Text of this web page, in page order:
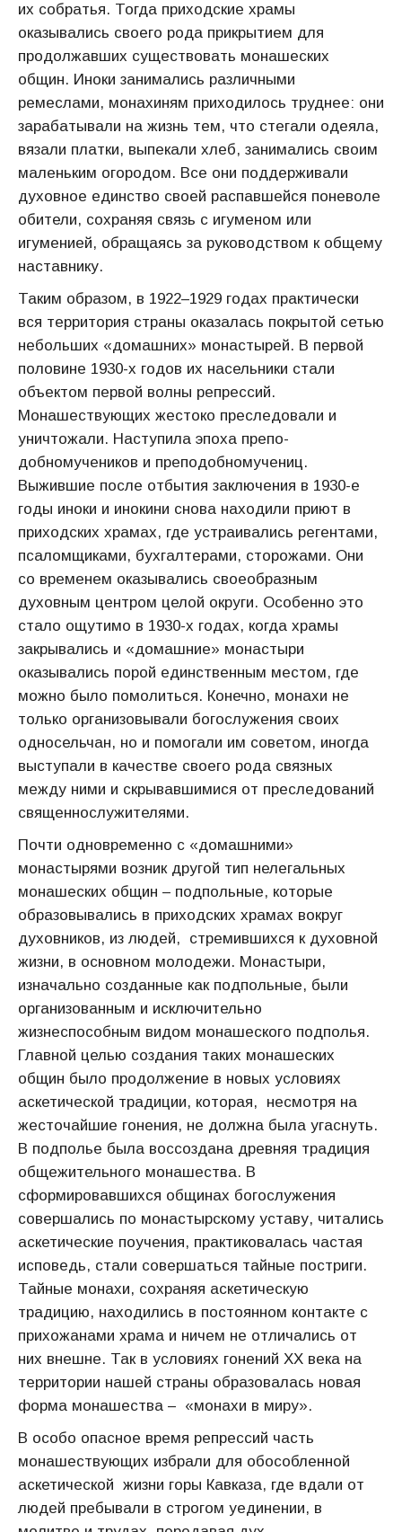
их собратья. Тогда при­ходские храмы
оказывались своего рода прикрытием для
продол­жавших существовать монашеских
общин. Иноки занимались раз­личными
ремеслами, монахиням приходилось труднее: они
зараба­тывали на жизнь тем, что стегали одеяла,
вязали платки, выпекали хлеб, занимались своим
маленьким огородом. Все они поддержива­ли
духовное единство своей распавшейся поневоле
обители, сохра­няя связь с игуменом или
игуменией, обращаясь за руководством к общему
наставнику.
Таким образом, в 1922–1929 годах практически
вся территория страны оказалась покрытой сетью
небольших «до­машних» монастырей. В первой
половине 1930-х годов их насель­ники стали
объектом первой волны репрессий.
Монашествующих жестоко преследовали и
уничтожали. Наступила эпоха препо-
добномучеников и преподобномучениц.
Выжившие после отбытия заключения в 1930-е
годы иноки и инокини снова находили приют в
приходских храмах, где устраивались регентами,
псаломщиками, бухгалтерами, сторожами. Они
со временем оказывались своеоб­разным
духовным центром целой округи. Особенно это
стало ощу­тимо в 1930-х годах, когда храмы
закрывались и «домашние» мона­стыри
оказывались порой единственным местом, где
можно было помолиться. Конечно, монахи не
только организовывали бого­служения своих
односельчан, но и помогали им советом, иногда
выступали в качестве своего рода связных
между ними и скрывав­шимися от преследований
священнослужителями.
Почти одновременно с «домашними»
монастырями возник дру­гой тип нелегальных
монашеских общин – подпольные, которые
образовывались в приходских храмах вокруг
духовников, из людей, стремившихся к духовной
жизни, в основном молодежи. Монасты­ри,
изначально созданные как подпольные, были
организованным и исключительно
жизнеспособным видом монашеского подполья.
Главной целью создания таких монашеских
общин было продолжение в новых условиях
аскетической традиции, которая, несмотря на
жесточайшие гонения, не должна была угаснуть.
В подполье была воссоздана древняя традиция
общежительного мо­нашества. В
сформировавшихся общинах богослужения
соверша­лись по монастырскому уставу, читались
аскетические поучения, практиковалась частая
исповедь, стали совершаться тайные по­стриги.
Тайные монахи, сохраняя аскетическую
традицию, нахо­дились в постоянном контакте с
прихожанами храма и ничем не отличались от
них внешне. Так в условиях гонений XX века на
территории нашей страны образовалась новая
форма монашества – «монахи в миру».
В особо опасное время репрессий часть
монашествующих из­брали для обособленной
аскетической жизни горы Кавказа, где вдали от
людей пребывали в строгом уединении, в